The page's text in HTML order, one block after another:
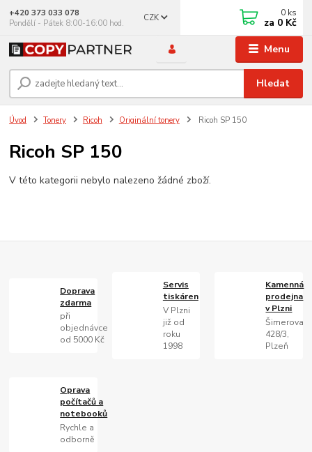
Menu
CZK
Hledat
+420 373 033 078
Pondělí - Pátek 8:00-16:00 hod.
0 ks
za 0 Kč
Úvod Tonery Ricoh Originální tonery Ricoh SP 150
Ricoh SP 150
V této kategorii nebylo nalezeno žádné zboží.
Doprava
zdarma
při
objednávce
od 5000 Kč
Servis
tiskáren
V Plzni
již od
roku
1998
Kamenná
prodejna
v Plzni
Šimerova
428/3,
Plzeň
Oprava
počítačů a
notebooků
Rychle a
odborně